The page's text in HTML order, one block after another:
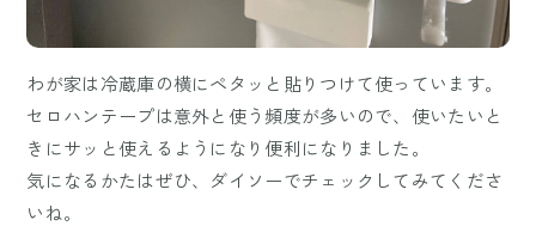
わが家は冷蔵庫の横にペタッと貼りつけて使っています。
セロハンテープは意外と使う頻度が多いので、使いたいと
きにサッと使えるようになり便利になりました。
気になるかたはぜひ、ダイソーでチェックしてみてくださ
いね。